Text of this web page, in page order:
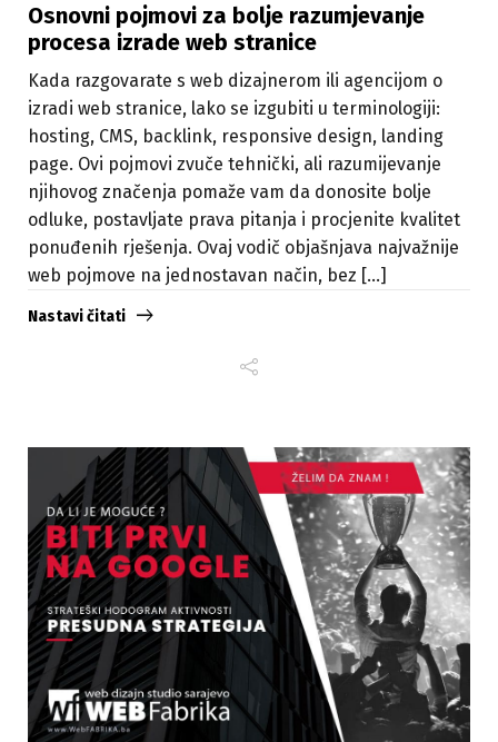
Osnovni pojmovi za bolje razumjevanje
procesa izrade web stranice
Kada razgovarate s web dizajnerom ili agencijom o
izradi web stranice, lako se izgubiti u terminologiji:
hosting, CMS, backlink, responsive design, landing
page. Ovi pojmovi zvuče tehnički, ali razumijevanje
njihovog značenja pomaže vam da donosite bolje
odluke, postavljate prava pitanja i procjenite kvalitet
ponuđenih rješenja. Ovaj vodič objašnjava najvažnije
web pojmove na jednostavan način, bez [...]
Nastavi čitati